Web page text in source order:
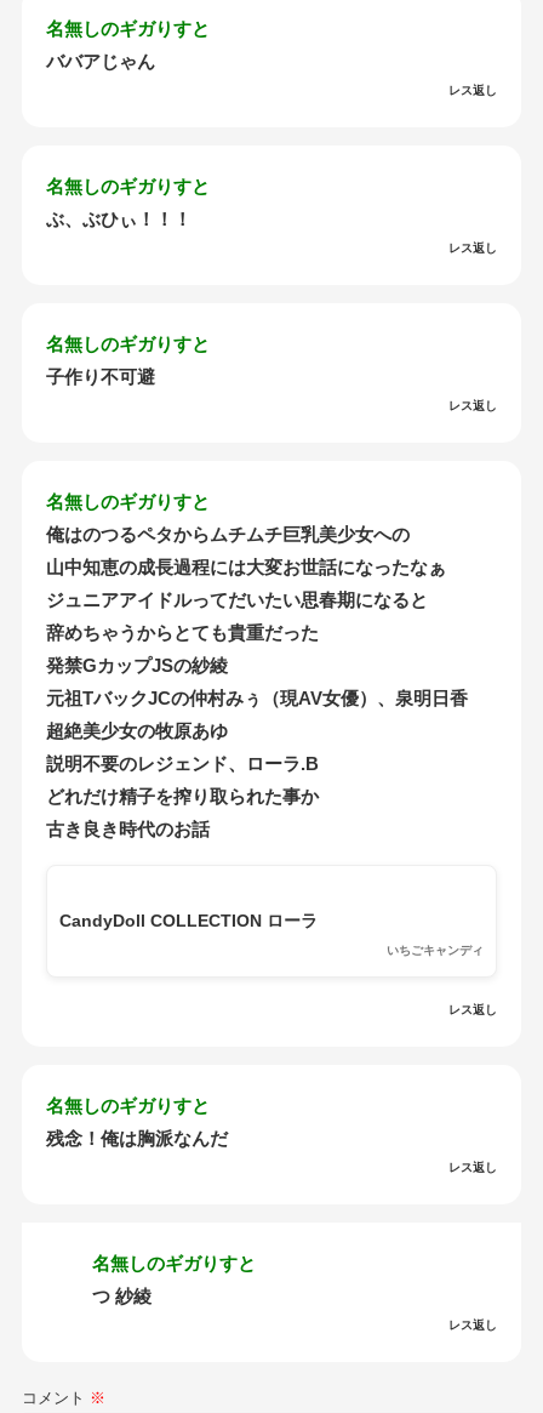
名無しのギガりすと
ババアじゃん
レス返し
名無しのギガりすと
ぶ、ぶひぃ！！！
レス返し
名無しのギガりすと
子作り不可避
レス返し
名無しのギガりすと
俺はのつるペタからムチムチ巨乳美少女への
山中知恵の成長過程には大変お世話になったなぁ
ジュニアアイドルってだいたい思春期になると
辞めちゃうからとても貴重だった
発禁GカップJSの紗綾
元祖TバックJCの仲村みぅ（現AV女優）、泉明日香
超絶美少女の牧原あゆ
説明不要のレジェンド、ローラ.B
どれだけ精子を搾り取られた事か
古き良き時代のお話
CandyDoll COLLECTION ローラ
いちごキャンディ
レス返し
名無しのギガりすと
残念！俺は胸派なんだ
レス返し
名無しのギガりすと
つ 紗綾
レス返し
コメント ※